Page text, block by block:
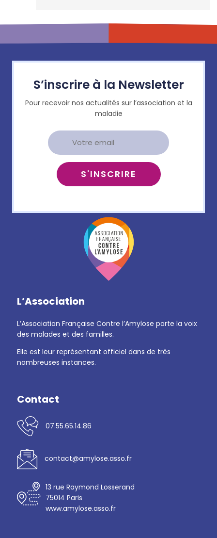
S’inscrire à la Newsletter
Pour recevoir nos actualités sur l’association et la
maladie
L’Association
L’Association Française Contre l’Amylose porte la voix
des malades et des familles.
Elle est leur représentant officiel dans de très
nombreuses instances.
Contact
07.55.65.14.86
contact@amylose.asso.fr
13 rue Raymond Losserand
75014 Paris
www.amylose.asso.fr